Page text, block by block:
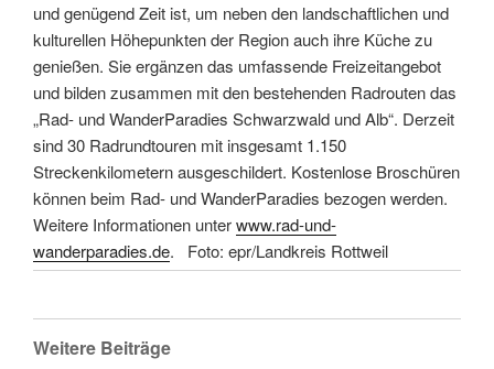
und genügend Zeit ist, um neben den landschaftlichen und
kulturellen Höhepunkten der Region auch ihre Küche zu
genießen. Sie ergänzen das umfassende Freizeitangebot
und bilden zusammen mit den bestehenden Radrouten das
„Rad- und WanderParadies Schwarzwald und Alb“. Derzeit
sind 30 Radrundtouren mit insgesamt 1.150
Streckenkilometern ausgeschildert. Kostenlose Broschüren
können beim Rad- und WanderParadies bezogen werden.
Weitere Informationen unterwww.rad-und-
wanderparadies.de. Foto: epr/Landkreis Rottweil
Weitere Beiträge